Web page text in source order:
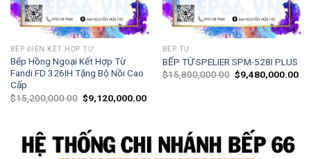
BẾP ĐIỆN KẾT HỢP TỪ
Bếp Hồng Ngoại Kết Hợp Từ
Fandi FD 326IH Tặng Bộ Nồi Cao
Cấp
$15,200,000.00 $9,120,000.00
BẾP TỪ
BẾP TỪ SPELIER SPM-528I PLUS
$15,800,000.00 $9,480,000.00